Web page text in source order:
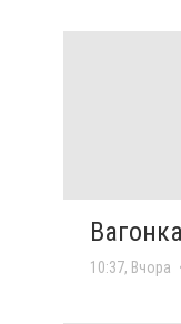
10:37, Вчора